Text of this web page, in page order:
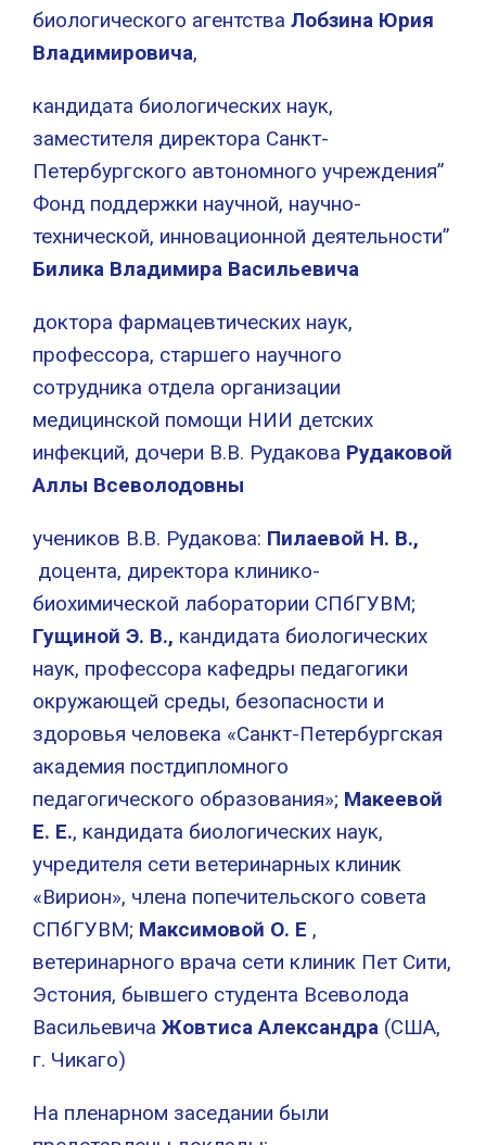
биологического агентства Лобзина Юрия
Владимировича,
кандидата биологических наук,
заместителя директора Санкт-
Петербургского автономного учреждения”
Фонд поддержки научной, научно-
технической, инновационной деятельности”
Билика Владимира Васильевича
доктора фармацевтических наук,
профессора, старшего научного
сотрудника отдела организации
медицинской помощи НИИ детских
инфекций, дочери В.В. Рудакова Рудаковой
Аллы Всеволодовны
учеников В.В. Рудакова: Пилаевой Н. В.,
доцента, директора клинико-
биохимической лаборатории СПбГУВМ;
Гущиной Э. В., кандидата биологических
наук, профессора кафедры педагогики
окружающей среды, безопасности и
здоровья человека «Санкт-Петербургская
академия постдипломного
педагогического образования»; Макеевой
Е. Е., кандидата биологических наук,
учредителя сети ветеринарных клиник
«Вирион», члена попечительского совета
СПбГУВМ; Максимовой О. Е ,
ветеринарного врача сети клиник Пет Сити,
Эстония, бывшего студента Всеволода
Васильевича Жовтиса Александра (США,
г. Чикаго)
На пленарном заседании были